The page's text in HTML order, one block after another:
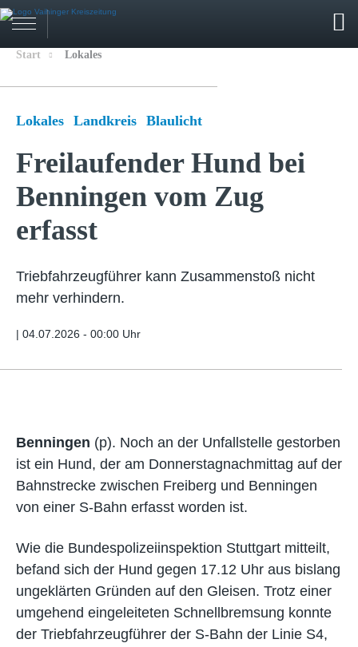
Start Lokales
Lokales Landkreis Blaulicht
Freilaufender Hund bei
Benningen vom Zug
erfasst
Triebfahrzeugführer kann Zusammenstoß nicht
mehr verhindern.
| 04.07.2026 - 00:00 Uhr
Benningen (p). Noch an der Unfallstelle gestorben
ist ein Hund, der am Donnerstagnachmittag auf der
Bahnstrecke zwischen Freiberg und Benningen
von einer S-Bahn erfasst worden ist.
Wie die Bundespolizeiinspektion Stuttgart mitteilt,
befand sich der Hund gegen 17.12 Uhr aus bislang
ungeklärten Gründen auf den Gleisen. Trotz einer
umgehend eingeleiteten Schnellbremsung konnte
der Triebfahrzeugführer der S-Bahn der Linie S4,